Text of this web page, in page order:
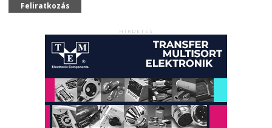
Feliratkozás
HIRDETÉS